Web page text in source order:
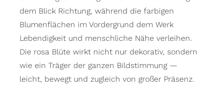
dem Blick Richtung, während die farbigen
Blumenflächen im Vordergrund dem Werk
Lebendigkeit und menschliche Nähe verleihen.
Die rosa Blüte wirkt nicht nur dekorativ, sondern
wie ein Träger der ganzen Bildstimmung —
leicht, bewegt und zugleich von großer Präsenz.